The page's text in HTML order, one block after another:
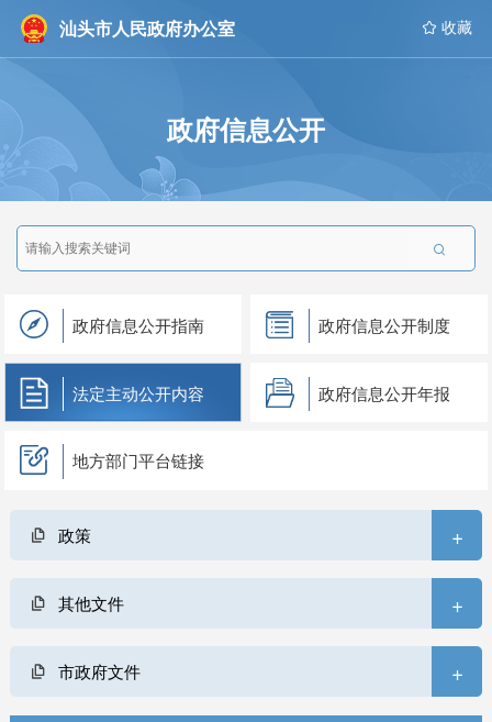
汕头市人民政府办公室  收藏
政府信息公开

政府信息公开指南 政府信息公开制度
法定主动公开内容 政府信息公开年报
地方部门平台链接
政策 +
其他文件 +
市政府文件 +